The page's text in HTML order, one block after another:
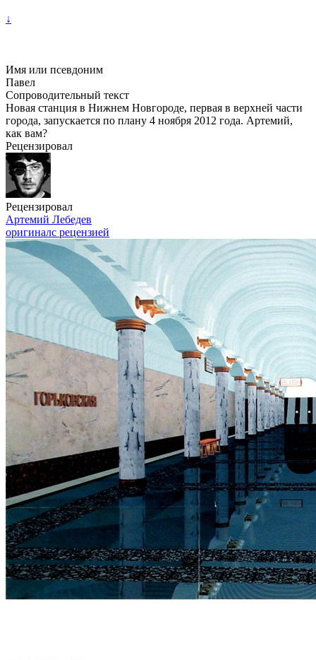
↓
Имя или псевдоним
Павел
Сопроводительный текст
Новая станция в Нижнем Новгороде, первая в верхней части
города, запускается по плану 4 ноября 2012 года. Артемий,
как вам?
Рецензировал
Рецензировал
Артемий Лебедев
оригиналс рецензией